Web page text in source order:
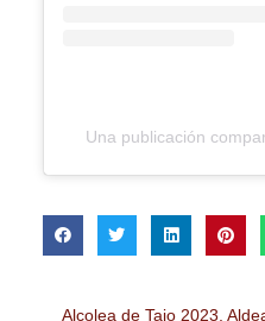
Una publicación
Alcolea de Tajo 2023